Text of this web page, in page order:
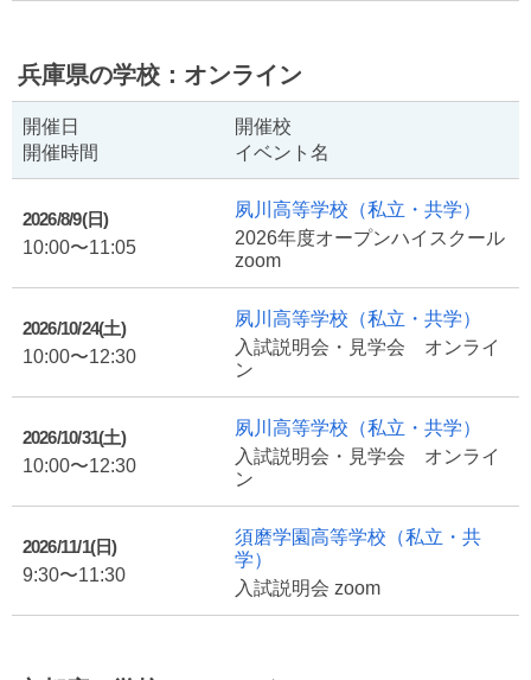
兵庫県の学校：オンライン
開催日
開催時間
開催校
イベント名
2026/8/9(日)
10:00〜11:05
夙川高等学校 （私立・共学）
2026年度オープンハイスクール
zoom
2026/10/24(土)
10:00〜12:30
夙川高等学校 （私立・共学）
入試説明会・見学会 オンライ
ン
2026/10/31(土)
10:00〜12:30
夙川高等学校 （私立・共学）
入試説明会・見学会 オンライ
ン
2026/11/1(日)
9:30〜11:30
須磨学園高等学校 （私立・共
学）
入試説明会 zoom